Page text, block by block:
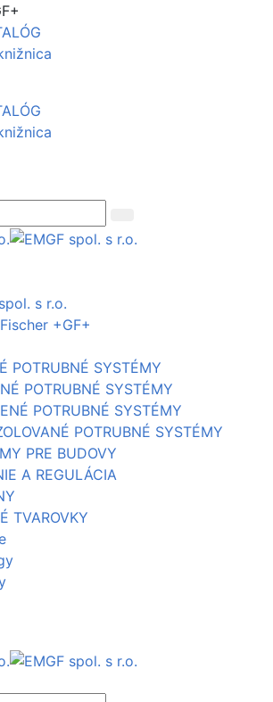
s r.o.
+GF+
POTRUBNÉ SYSTÉMY
POTRUBNÉ SYSTÉMY
POTRUBNÉ SYSTÉMY
POTRUBNÉ SYSTÉMY
PRE BUDOVY
A REGULÁCIA
TVAROVKY